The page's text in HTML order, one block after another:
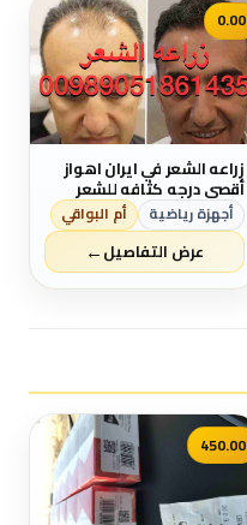
0.00
زراعه الشعر في ايران اهواز
أقصي درجه كثافه للشعر
نقل من الحدود، السكن ،
تحاليل العمليه ، بل اشراف
طبيب جلدي و شعر اتصال
علي واتساپ دكتوره سميه
أجهزة رياضية أم البواقي
عرض التفاصيل←
450.00